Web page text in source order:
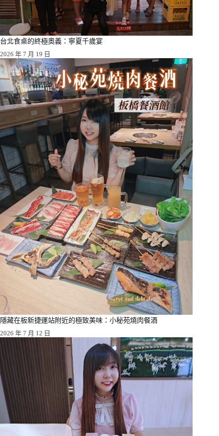
台北食桌的終極奧義：寧夏千歲宴
2026 年 7 月 19 日
隱藏在板新捷運站附近的極致美味：小秘苑燒肉餐酒
2026 年 7 月 12 日